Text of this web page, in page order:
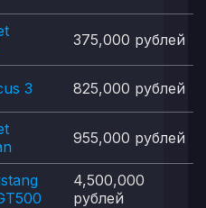
375,000 рублей
3 825,000 рублей
955,000 рублей
4,500,000
рублей